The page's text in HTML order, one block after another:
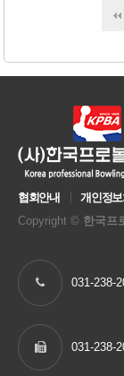
협회안내 개인정
Copyright © 한국프
031-238-
031-238-